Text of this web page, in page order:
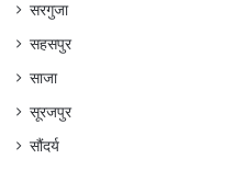
सरगुजा
सहसपुर
साजा
सूरजपुर
सौंदर्य